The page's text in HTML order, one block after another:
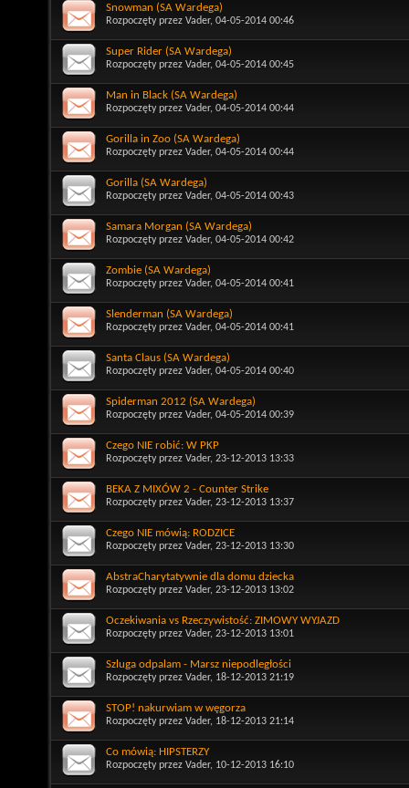
Snowman (SA Wardega)
Rozpoczęty przez Vader, 04-05-2014 00:46
Super Rider (SA Wardega)
Rozpoczęty przez Vader, 04-05-2014 00:45
Man in Black (SA Wardega)
Rozpoczęty przez Vader, 04-05-2014 00:44
Gorilla in Zoo (SA Wardega)
Rozpoczęty przez Vader, 04-05-2014 00:44
Gorilla (SA Wardega)
Rozpoczęty przez Vader, 04-05-2014 00:43
Samara Morgan (SA Wardega)
Rozpoczęty przez Vader, 04-05-2014 00:42
Zombie (SA Wardega)
Rozpoczęty przez Vader, 04-05-2014 00:41
Slenderman (SA Wardega)
Rozpoczęty przez Vader, 04-05-2014 00:41
Santa Claus (SA Wardega)
Rozpoczęty przez Vader, 04-05-2014 00:40
Spiderman 2012 (SA Wardega)
Rozpoczęty przez Vader, 04-05-2014 00:39
Czego NIE robić: W PKP
Rozpoczęty przez Vader, 23-12-2013 13:33
BEKA Z MIXÓW 2 - Counter Strike
Rozpoczęty przez Vader, 23-12-2013 13:37
Czego NIE mówią: RODZICE
Rozpoczęty przez Vader, 23-12-2013 13:30
AbstraCharytatywnie dla domu dziecka
Rozpoczęty przez Vader, 23-12-2013 13:02
Oczekiwania vs Rzeczywistość: ZIMOWY WYJAZD
Rozpoczęty przez Vader, 23-12-2013 13:01
Szluga odpalam - Marsz niepodległości
Rozpoczęty przez Vader, 18-12-2013 21:19
STOP! nakurwiam w węgorza
Rozpoczęty przez Vader, 18-12-2013 21:14
Co mówią: HIPSTERZY
Rozpoczęty przez Vader, 10-12-2013 16:10